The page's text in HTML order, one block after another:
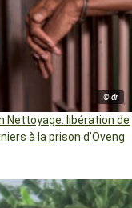
© dr
Nettoyage: libération de
à la prison d’Oveng